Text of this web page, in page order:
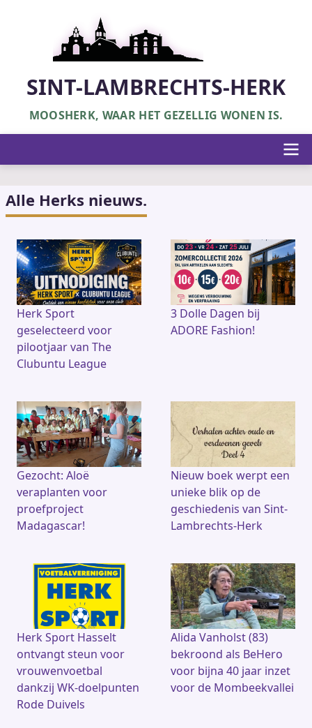
SINT-LAMBRECHTS-HERK
MOOSHERK, WAAR HET GEZELLIG WONEN IS.
Alle Herks nieuws.
Herk Sport
geselecteerd voor
pilootjaar van The
Clubuntu League
3 Dolle Dagen bij
ADORE Fashion!
Gezocht: Aloë
veraplanten voor
proefproject
Madagascar!
Nieuw boek werpt een
unieke blik op de
geschiedenis van Sint-
Lambrechts-Herk
Herk Sport Hasselt
ontvangt steun voor
vrouwenvoetbal
dankzij WK-doelpunten
Rode Duivels
Alida Vanholst (83)
bekroond als BeHero
voor bijna 40 jaar inzet
voor de Mombeekvallei